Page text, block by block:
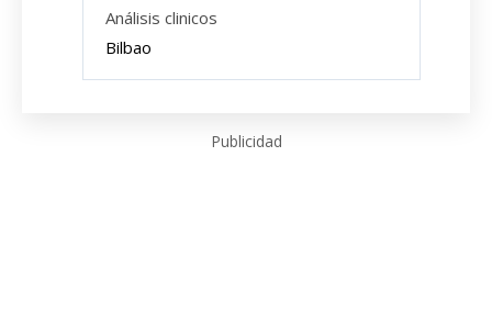
Análisis clinicos
Bilbao
Publicidad